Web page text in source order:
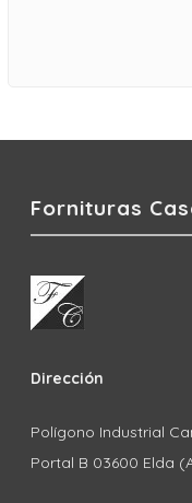
Fornituras
Dirección
Polígono Industrial
Portal B 03600 Elda